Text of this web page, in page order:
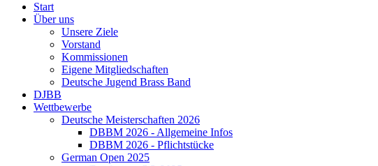
Start
Über uns
Unsere Ziele
Vorstand
Kommissionen
Eigene Mitgliedschaften
Deutsche Jugend Brass Band
DJBB
Wettbewerbe
Deutsche Meisterschaften 2026
DBBM 2026 - Allgemeine Infos
DBBM 2026 - Pflichtstücke
German Open 2025